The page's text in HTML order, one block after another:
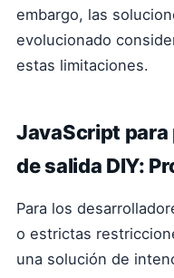
embargo, las
evolucionado
estas limitaciones.
JavaScript
de salida DIY:
Para los
o estrictas
una solución de